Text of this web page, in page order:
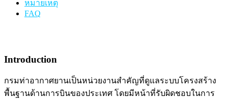
หมายเหตุ
FAQ
Introduction
กรมท่าอากาศยานเป็นหน่วยงานสำคัญที่ดูแลระบบโครงสร้าง
พื้นฐานด้านการบินของประเทศ โดยมีหน้าที่รับผิดชอบในการ